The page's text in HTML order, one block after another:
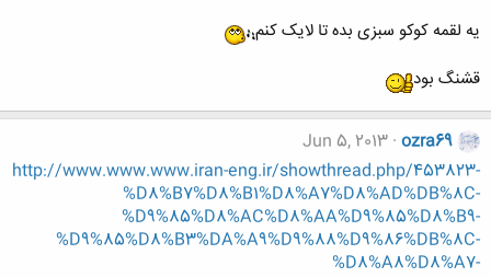
یه لقمه کوکو سبزی بده تا لایک کنم
قشنگ بود
ozra69
Jun 5, 2013
http://www.www.www.iran-eng.ir/showthread.php/453823-
%D8%B7%D8%B1%D8%A7%D8%AD%DB%8C-
%D9%85%D8%AC%D8%AA%D9%85%D8%B9-
%D9%85%D8%B3%DA%A9%D9%88%D9%86%DB%8C-
%D8%A8%D8%A7-